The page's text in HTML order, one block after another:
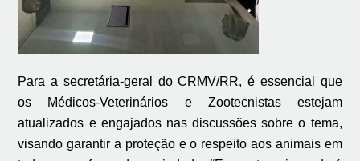
Para a secretária-geral do CRMV/RR, é essencial que
os Médicos-Veterinários e Zootecnistas estejam
atualizados e engajados nas discussões sobre o tema,
visando garantir a proteção e o respeito aos animais em